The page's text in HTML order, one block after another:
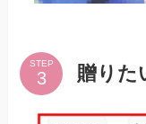
STEP 贈りた